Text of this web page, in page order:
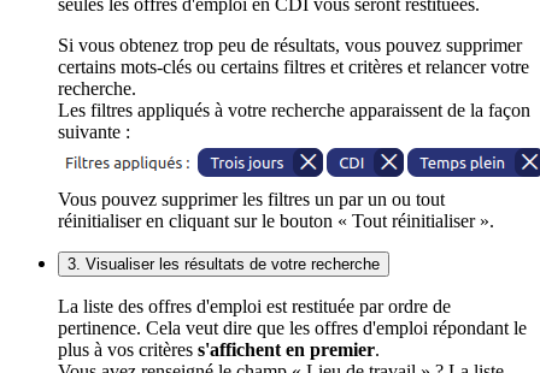
Si vous obtenez trop peu de résultats, vous pouvez supprimer
certains mots-clés ou certains filtres et critères et relancer votre
recherche.
Les filtres appliqués à votre recherche apparaissent de la façon
suivante :
Vous pouvez supprimer les filtres un par un ou tout
réinitialiser en cliquant sur le bouton « Tout réinitialiser ».
3. Visualiser les résultats de votre recherche
La liste des offres d'emploi est restituée par ordre de
pertinence. Cela veut dire que les offres d'emploi répondant le
plus à vos critères s'affichent en premier.